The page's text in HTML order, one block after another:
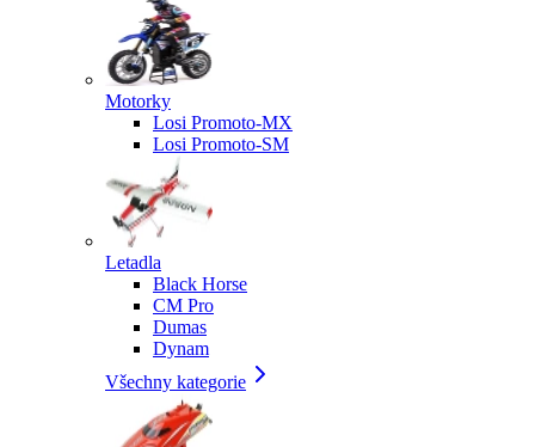
Motorky
Losi Promoto-MX
Losi Promoto-SM
Letadla
Black Horse
CM Pro
Dumas
Dynam
Všechny kategorie